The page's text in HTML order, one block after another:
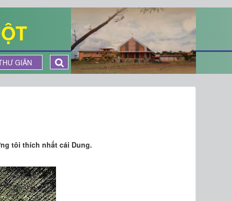
GIÃN
tôi thích nhất cái Dung.